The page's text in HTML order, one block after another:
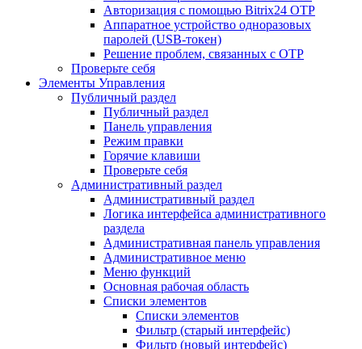
Авторизация с помощью Bitrix24 OTP
Аппаратное устройство одноразовых
паролей (USB-токен)
Решение проблем, связанных с OTP
Проверьте себя
Элементы Управления
Публичный раздел
Публичный раздел
Панель управления
Режим правки
Горячие клавиши
Проверьте себя
Административный раздел
Административный раздел
Логика интерфейса административного
раздела
Административная панель управления
Административное меню
Меню функций
Основная рабочая область
Списки элементов
Списки элементов
Фильтр (старый интерфейс)
Фильтр (новый интерфейс)